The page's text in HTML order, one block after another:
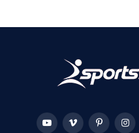
الانستغرامبينتيريستفيميو يوتيوب